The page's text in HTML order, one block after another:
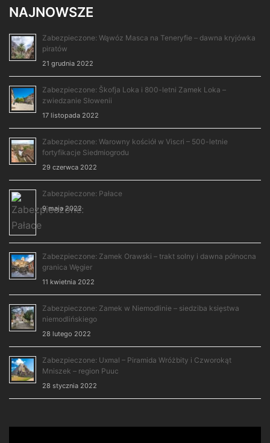
NAJNOWSZE
Zabezpieczone: Wąwóz Masca na Teneryfie – dawna kryjówka
piratów
21 grudnia 2022
Zabezpieczone: Škofja Loka i 800-letni Zamek Loka –
zwiedzanie Słowenii
17 listopada 2022
Zabezpieczone: Warowny kościół w Viscri – 500-letnie
fortyfikacje Siedmiogrodu
29 czerwca 2022
Zabezpieczone: Pałace
9 maja 2022
Zabezpieczone: Zamek Orawski – trakt solny i dawna północna
granica Węgier
11 kwietnia 2022
Zabezpieczone: Zamek w Niemodlinie – siedziba księstwa
niemodlińskiego
28 lutego 2022
Zabezpieczone: Uxmal – Piramida Wróżbity i Czworokąt
Mniszek – region Puuc
28 stycznia 2022